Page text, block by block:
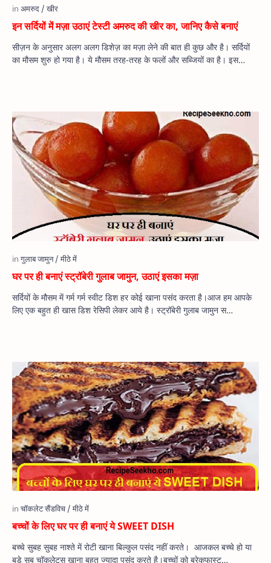
इन सर्दियों में मज़ा उठाएं टेस्टी अमरुद की खीर का, जानिए कैसे बनाएं
सीज़न के अनुसार अलग अलग डिशेज़ का मज़ा लेने की बात ही कुछ और है। सर्दियों
का मौसम शुरु हो गया है। ये मौसम तरह-तरह के फलों और सब्जियों का है। इस
घर पर ही बनाएं स्‍ट्रॉबेरी गुलाब जामुन, उठाएं इसका मज़ा
सर्दियों के मौसम में गर्म गर्म स्वीट डिश हर कोई खाना पसंद करता है।आज हम आपके
लिए एक बहुत ही खास डिश रेसिपी लेकर आये है। स्‍ट्रॉबेरी गुलाब जामुन स…
बच्चों के लिए घर पर ही बनाएं ये SWEET DISH
बच्चे सुबह सुबह नाश्ते में रोटी खाना बिल्कुल पसंद नहीं करते। आजकल बच्चे हो या
बड़े सब चॉकलेट्स खाना बहुत ज्यादा पसंद करते है।बच्चों को ब्रेकफास्ट…